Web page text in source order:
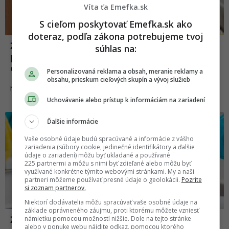
Žena bola unavená, že robí všetky domáce
práce, vyhlásila teda štrajk. Ako to
dopadlo?
NEWS
Žena robila v manželstve všetky domáce
News
Víta ťa Emefka.sk
S cieľom poskytovať Emefka.sk ako
doteraz, podľa zákona potrebujeme tvoj
súhlas na:
Personalizovaná reklama a obsah, meranie reklamy a
obsahu, prieskum cieľových skupín a vývoj služieb
Uchovávanie alebo prístup k informáciám na zariadení
Ďalšie informácie
Vaše osobné údaje budú spracúvané a informácie z vášho
zariadenia (súbory cookie, jedinečné identifikátory a ďalšie
údaje o zariadení) môžu byť ukladané a používané
225 partnermi a môžu s nimi byť zdieľané alebo môžu byť
využívané konkrétne týmito webovými stránkami. My a naši
partneri môžeme používať presné údaje o geolokácii. Pozrite
si zoznam partnerov.
Niektorí dodávatelia môžu spracúvať vaše osobné údaje na
základe oprávneného záujmu, proti ktorému môžete vzniesť
námietku pomocou možností nižšie. Dole na tejto stránke
alebo v ponuke webu nájdite odkaz, pomocou ktorého